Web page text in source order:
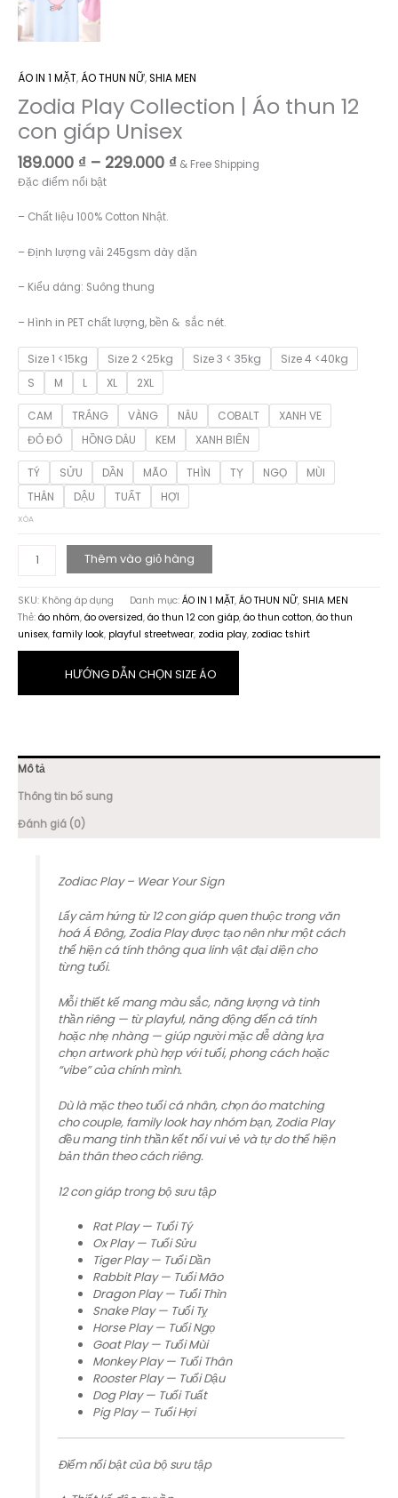
ÁO IN 1 MẶT, ÁO THUN NỮ,SHIA MEN
Zodia Play Collection | Áo thun 12
con giáp Unisex
189.000 ₫ – 229.000 ₫Khoảng
229.000 ₫
& Free Shipping
Đặc điểm nổi bật
– Chất liệu 100% Cotton Nhật.
– Định lượng vải 245gsm dày dặn
– Kiểu dáng: Suông thung
– Hình in PET chất lượng, bền & sắc nét.
Size 1 <15kg Size 2 <25kg Size 3 < 35kg
Size 4 <40kg
S
M L XL 2XL
CAM TRẮNG VÀNG NÂU COBALT
XANH VE
ĐỎ ĐÔ
HỒNG DÂU KEM XANH BIỂN
TÝ SỬU DẦN MÃO THÌN TỴ NGỌ
MÙI
THÂN
DẬU TUẤT HỢI
XÓA
|
Áo
thun
12
Thêm vào giỏ hàng
SKU: Không áp dụng Danh mục: ÁO IN 1 MẶT, ÁO THUN NỮ, SHIA MEN
Thẻ: áo nhóm, áo oversized, áo thun 12 con giáp, áo thun cotton, áo thun
unisex, family look, playful streetwear, zodia play, zodiac tshirt
HƯỚNG DẪN CHỌN SIZE ÁO
Mô tả
Thông tin bổ sung
Đánh giá (0)
Zodiac Play – Wear Your Sign
Lấy cảm hứng từ 12 con giáp quen thuộc trong văn
hoá Á Đông, Zodia Play được tạo nên như một cách
thể hiện cá tính thông qua linh vật đại diện cho
từng tuổi.
Mỗi thiết kế mang màu sắc, năng lượng và tinh
thần riêng — từ playful, năng động đến cá tính
hoặc nhẹ nhàng — giúp người mặc dễ dàng lựa
chọn artwork phù hợp với tuổi, phong cách hoặc
“vibe” của chính mình.
Dù là mặc theo tuổi cá nhân, chọn áo matching
cho couple, family look hay nhóm bạn, Zodia Play
đều mang tinh thần kết nối vui vẻ và tự do thể hiện
bản thân theo cách riêng.
12 con giáp trong bộ sưu tập
Rat Play — Tuổi Tý
Ox Play — Tuổi Sửu
Tiger Play — Tuổi Dần
Rabbit Play — Tuổi Mão
Dragon Play — Tuổi Thìn
Snake Play — Tuổi Tỵ
Horse Play — Tuổi Ngọ
Goat Play — Tuổi Mùi
Monkey Play — Tuổi Thân
Rooster Play — Tuổi Dậu
Dog Play — Tuổi Tuất
Pig Play — Tuổi Hợi
Điểm nổi bật của bộ sưu tập